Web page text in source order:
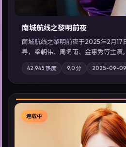
南城航线之黎明前夜
南城航线之黎明前夜于2025年2月17
导，梁朝伟、周冬雨、金惠秀等主演
城市霓虹背后，有人用规则改写命运
质；站内亦可通过「国产免费观看高
同类型高分佳作，畅享高清在线追剧
42,945 热度 9.0 分 2025-09-09
连载中